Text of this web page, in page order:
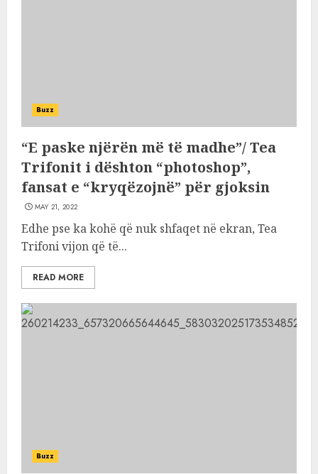
Buzz
“E paske njërën më të madhe”/ Tea
Trifonit i dështon “photoshop”,
fansat e “kryqëzojnë” për gjoksin
MAY 21, 2022
Edhe pse ka kohë që nuk shfaqet në ekran, Tea
Trifoni vijon që të...
READ MORE
Buzz